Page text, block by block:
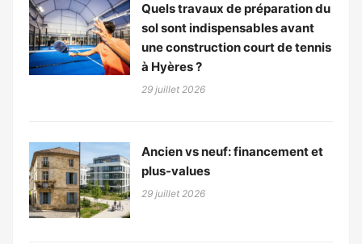
Quels travaux de préparation du
sol sont indispensables avant
une construction court de tennis
à Hyères ?
29 juillet 2026
Ancien vs neuf: financement et
plus-values
29 juillet 2026